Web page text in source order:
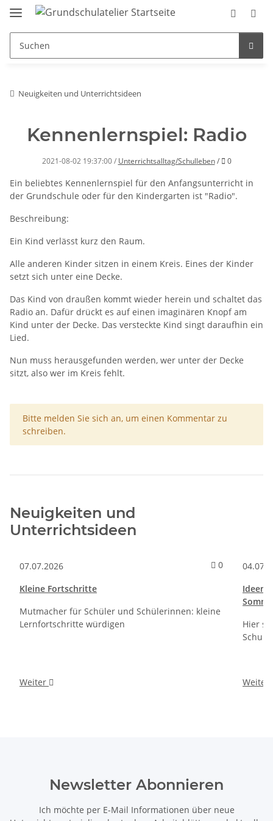
Neuigkeiten und Unterrichtsideen
Kennenlernspiel: Radio
2021-08-02 19:37:00 / Unterrichtsalltag/Schulleben / Kommentare
0
Ein beliebtes Kennenlernspiel für den Anfangsunterricht in
der Grundschule oder für den Kindergarten ist "Radio".
Beschreibung:
Ein Kind verlässt kurz den Raum.
Alle anderen Kinder sitzen in einem Kreis. Eines der Kinder
setzt sich unter eine Decke.
Das Kind von draußen kommt wieder herein und schaltet das
Radio an. Dafür drückt es auf einen imaginären Knopf am
Kind unter der Decke. Das versteckte Kind singt daraufhin ein
Lied.
Nun muss herausgefunden werden, wer unter der Decke
sitzt, also wer im Kreis fehlt.
x
Bitte melden Sie sich an, um einen Kommentar zu
schreiben.
Neuigkeiten und
Unterrichtsideen
07.07.2026 0
Kleine Fortschritte
Mutmacher für Schüler und Schülerinnen: kleine
Lernfortschritte würdigen
Weiter
Ideen
Hier
Weiter
Newsletter Abonnieren
Ich möchte per E-Mail Informationen über neue